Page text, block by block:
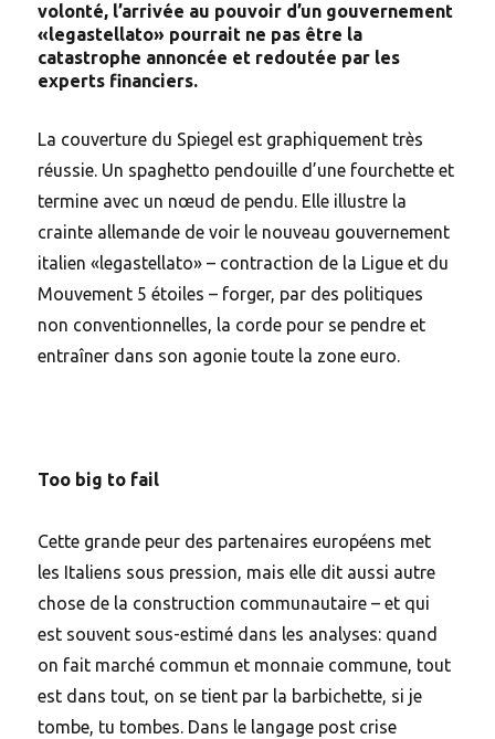
volonté, l’arrivée au pouvoir d’un gouvernement
«legastellato» pourrait ne pas être la
catastrophe annoncée et redoutée par les
experts financiers.
La couverture du Spiegel est graphiquement très
réussie. Un spaghetto pendouille d’une fourchette et
termine avec un nœud de pendu. Elle illustre la
crainte allemande de voir le nouveau gouvernement
italien «legastellato» – contraction de la Ligue et du
Mouvement 5 étoiles – forger, par des politiques
non conventionnelles, la corde pour se pendre et
entraîner dans son agonie toute la zone euro.
Too big to fail
Cette grande peur des partenaires européens met
les Italiens sous pression, mais elle dit aussi autre
chose de la construction communautaire – et qui
est souvent sous-estimé dans les analyses: quand
on fait marché commun et monnaie commune, tout
est dans tout, on se tient par la barbichette, si je
tombe, tu tombes. Dans le langage post crise